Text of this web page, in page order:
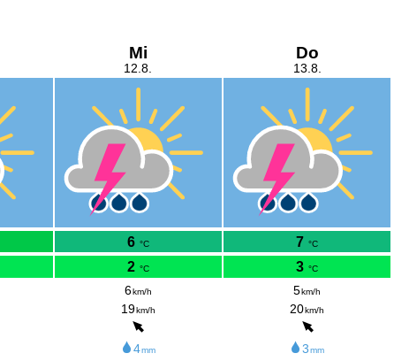
Mi
12.8.
6 °C
2 °C
6km/h
19km/h
4mm
Do
13.8.
7 °C
3 °C
5km/h
20km/h
3mm